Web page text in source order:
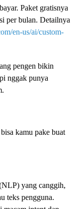
Paket gratisnya
per bulan. Detailnya
en-us/ai/custom-
pengen bikin
nggak punya
kamu pake buat
yang canggih,
teks pengguna.